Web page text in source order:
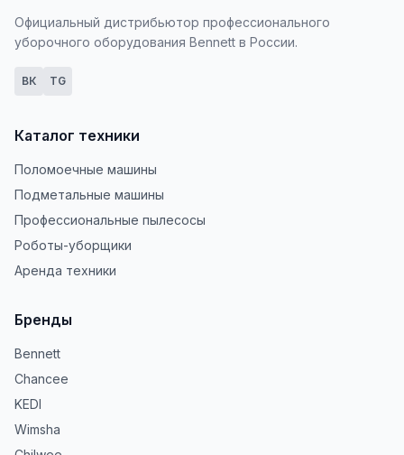
Официальный дистрибьютор профессионального
уборочного оборудования Bennett в России.
ВК TG
Каталог техники
Поломоечные машины
Подметальные машины
Профессиональные пылесосы
Роботы-уборщики
Аренда техники
Бренды
Bennett
Chancee
KEDI
Wimsha